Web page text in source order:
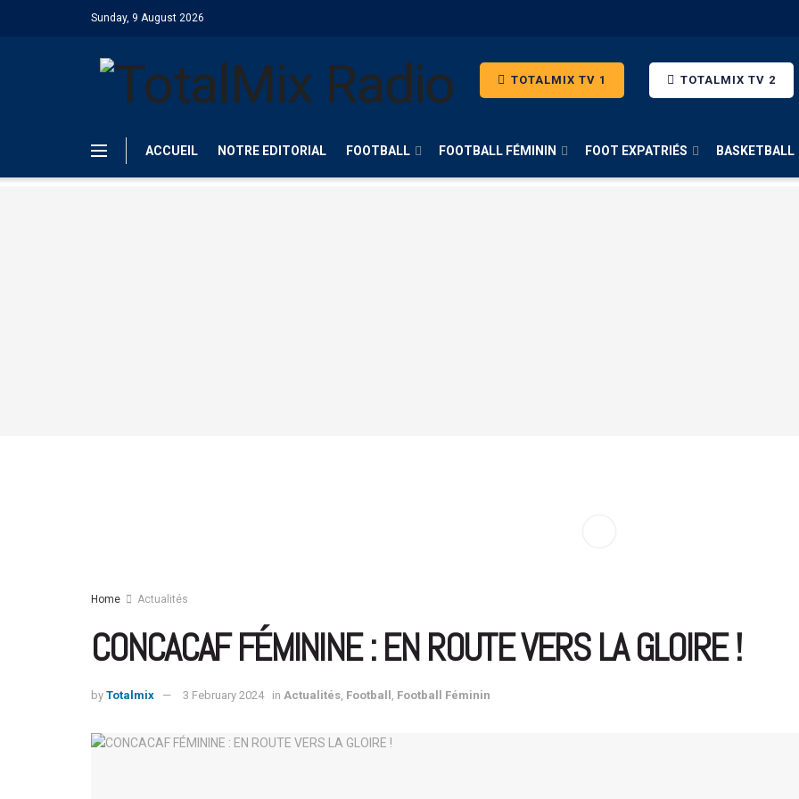
Sunday, 9 August 2026
TOTALMIX TV 1 TOTALMIX TV 2
ACCUEIL NOTRE EDITORIAL FOOTBALL FOOTBALL FÉMININ FOOT EXPATRIÉS BASKETBALL
Home Actualités
CONCACAF FÉMININE : EN ROUTE VERS LA GLOIRE !
by Totalmix 3 February 2024 in Actualités Football Football Féminin